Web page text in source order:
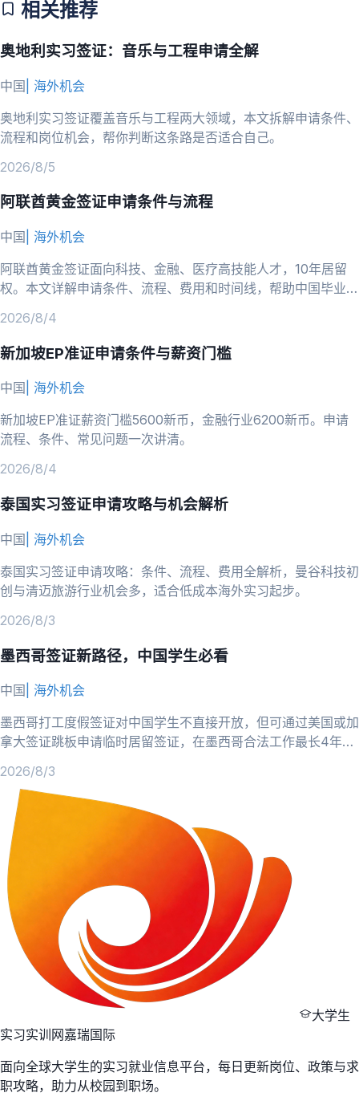
相关推荐
奥地利实习签证：音乐与工程申请全解
中国 海外机会
奥地利实习签证覆盖音乐与工程两大领域，本文拆解申请条件、
流程和岗位机会，帮你判断这条路是否适合自己。
2026/8/5
阿联酋黄金签证申请条件与流程
中国 海外机会
阿联酋黄金签证面向科技、金融、医疗高技能人才，10年居留
权。本文详解申请条件、流程、费用和时间线，帮助中国毕业生
2026/8/4
新加坡EP准证申请条件与薪资门槛
中国
海外机会
新加坡EP准证薪资门槛5600新币，金融行业6200新币。申请
流程、条件、常见问题一次讲清。
2026/8/4
泰国实习签证申请攻略与机会解析
中国 海外机会
泰国实习签证申请攻略：条件、流程、费用全解析，曼谷科技初
创与清迈旅游行业机会多，适合低成本海外实习起步。
2026/8/3
墨西哥签证新路径，中国学生必看
中国
海外机会
墨西哥打工度假签证对中国学生不直接开放，但可通过美国或加
拿大签证跳板申请临时居留签证，在墨西哥合法工作最长4年，
2026/8/3
大学生
实习实训网嘉瑞国际
面向全球大学生的实习就业信息平台，每日更新岗位、政策与求
职攻略，助力从校园到职场。